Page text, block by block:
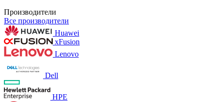
Производители
Все производители
Huawei
xFusion
Lenovo
Dell
HPE